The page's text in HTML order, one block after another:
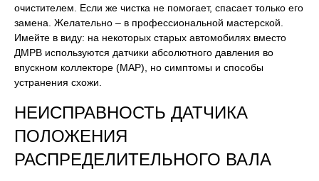
очистителем. Если же чистка не помогает, спасает только его
замена. Желательно – в профессиональной мастерской.
Имейте в виду: на некоторых старых автомобилях вместо
ДМРВ используются датчики абсолютного давления во
впускном коллекторе (MAP), но симптомы и способы
устранения схожи.
НЕИСПРАВНОСТЬ ДАТЧИКА
ПОЛОЖЕНИЯ
РАСПРЕДЕЛИТЕЛЬНОГО ВАЛА